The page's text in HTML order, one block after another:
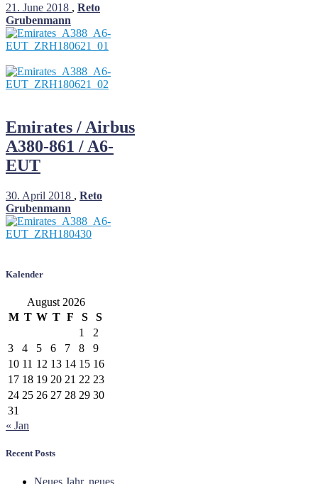
21. June 2018 , Reto
Grubenmann
Emirates / Airbus
A380-861 / A6-
EUT
30. April 2018 , Reto
Grubenmann
Kalender
August 2026
M T W T F S
S
1
2
3
4 5 6 7 8
9
10 11 12 13 14 15 16
17 18 19 20 21 22 23
24 25 26 27 28 29 30
31
« Jan
Recent Posts
Neues Jahr, neues